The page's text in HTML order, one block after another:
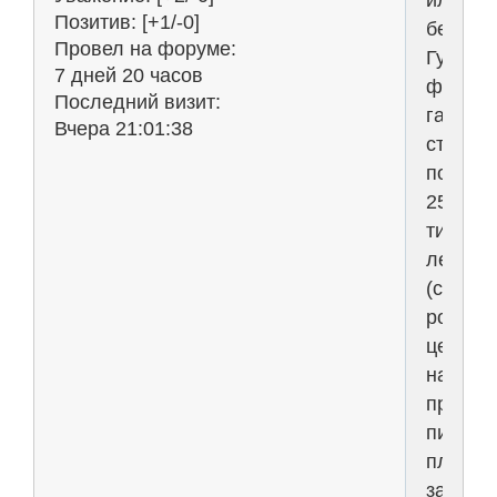
Позитив: [+1/-0]
Провел на форуме:
7 дней 20 часов
Последний визит:
Вчера 21:01:38
Гуглите
фотки
25-
ти
лет
роста
цен
на
платы
за